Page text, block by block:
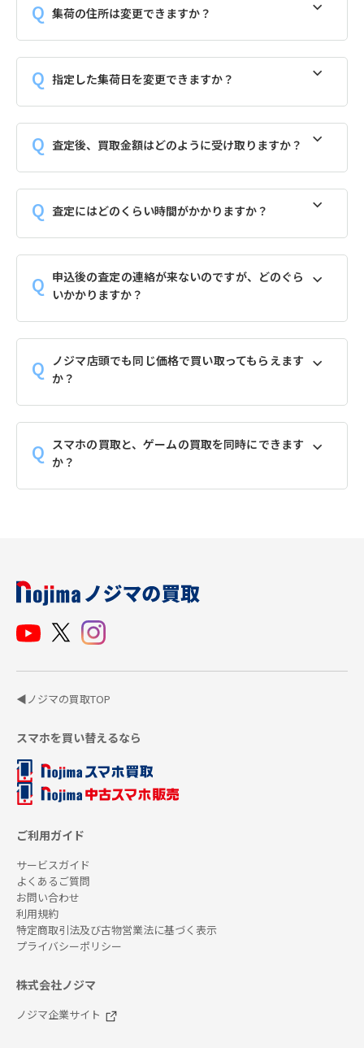
集荷の住所は変更できますか？
指定した集荷日を変更できますか？
査定後、買取金額はどのように受け取りますか？
査定にはどのくらい時間がかかりますか？
申込後の査定の連絡が来ないのですが、どのぐら
いかかりますか？
ノジマ店頭でも同じ価格で買い取ってもらえます
か？
スマホの買取と、ゲームの買取を同時にできます
か？
◀ノジマの買取TOP
スマホを買い替えるなら
ご利用ガイド
サービスガイド
よくあるご質問
お問い合わせ
利用規約
特定商取引法及び古物営業法に基づく表示
プライバシーポリシー
株式会社ノジマ
ノジマ企業サイト